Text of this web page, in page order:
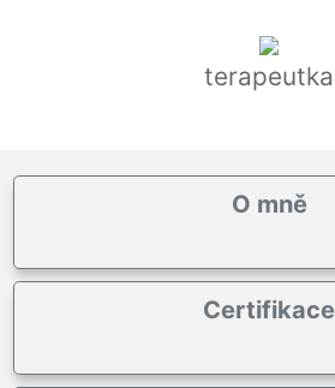
terapeutka
O mně
Certifikace